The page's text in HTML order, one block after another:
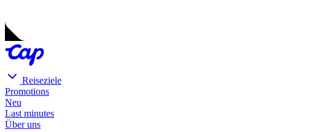
Reiseziele
Promotions
Neu
Last minutes
Über uns